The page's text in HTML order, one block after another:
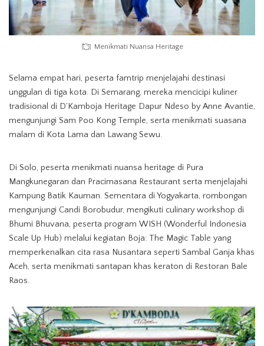
Menikmati Nuansa Heritage
Selama empat hari, peserta famtrip menjelajahi destinasi
unggulan di tiga kota. Di Semarang, mereka mencicipi kuliner
tradisional di D’Kamboja Heritage Dapur Ndeso by Anne Avantie,
mengunjungi Sam Poo Kong Temple, serta menikmati suasana
malam di Kota Lama dan Lawang Sewu.
Di Solo, peserta menikmati nuansa heritage di Pura
Mangkunegaran dan Pracimasana Restaurant serta menjelajahi
Kampung Batik Kauman. Sementara di Yogyakarta, rombongan
mengunjungi Candi Borobudur, mengikuti culinary workshop di
Bhumi Bhuvana, peserta program WISH (Wonderful Indonesia
Scale Up Hub) melalui kegiatan Boja: The Magic Table yang
memperkenalkan cita rasa Nusantara seperti Sambal Ganja khas
Aceh, serta menikmati santapan khas keraton di Restoran Bale
Raos.